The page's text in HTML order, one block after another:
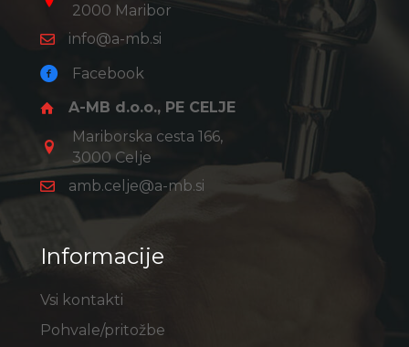
2000 Maribor
info@a-mb.si
Facebook
A-MB d.o.o., PE CELJE
Mariborska cesta 166,
3000 Celje
amb.celje@a-mb.si
Informacije
Vsi kontakti
Pohvale/pritožbe